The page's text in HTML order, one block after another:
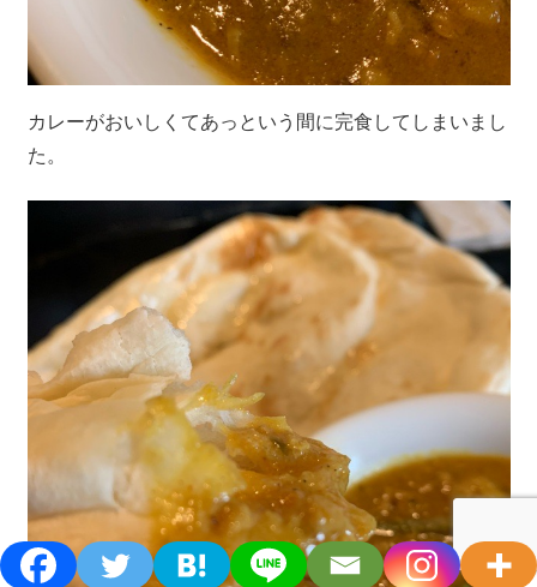
カレーがおいしくてあっという間に完食してしまいまし
た。